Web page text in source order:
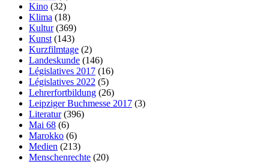
Kino (32)
Klima (18)
Kultur(369)
Kunst (143)
Kurzfilmtage (2)
Landeskunde (146)
Législatives 2017 (16)
Législatives 2022 (5)
Lehrerfortbildung (26)
Leipziger Buchmesse 2017 (3)
Literatur(396)
Mai 68 (6)
Marokko (6)
Medien (213)
Menschenrechte (20)